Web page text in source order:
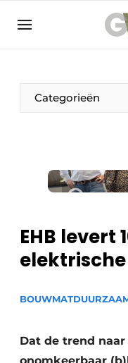
Categorieën
De Pen
EHB levert
BOUWMAT
Dat de trend